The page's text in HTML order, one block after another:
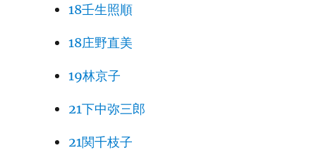
18壬生照順
18庄野直美
19林京子
21下中弥三郎
21関千枝子